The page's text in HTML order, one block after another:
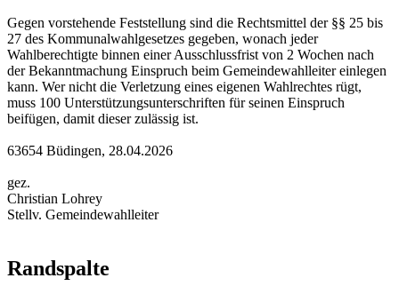
Gegen vorstehende Feststellung sind die Rechtsmittel der §§ 25 bis
27 des Kommunalwahlgesetzes gegeben, wonach jeder
Wahlberechtigte binnen einer Ausschlussfrist von 2 Wochen nach
der Bekanntmachung Einspruch beim Gemeindewahlleiter einlegen
kann. Wer nicht die Verletzung eines eigenen Wahlrechtes rügt,
muss 100 Unterstützungsunterschriften für seinen Einspruch
beifügen, damit dieser zulässig ist.
63654 Büdingen, 28.04.2026
gez.
Christian Lohrey
Stellv. Gemeindewahlleiter
Randspalte